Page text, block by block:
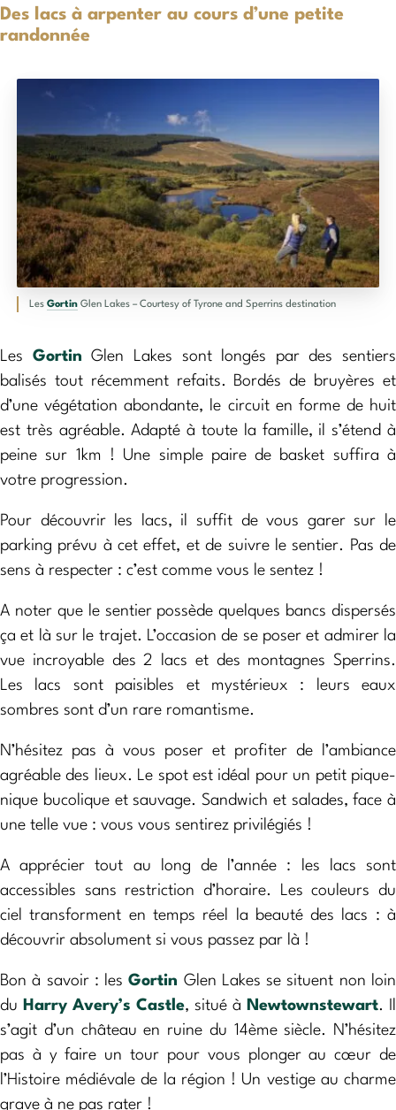
Des lacs à arpenter au cours d’une petite
randonnée
Les Gortin Glen Lakes – Courtesy of Tyrone and Sperrins destination
Les Gortin Glen Lakes sont longés par des sentiers
balisés tout récemment refaits. Bordés de bruyères et
d’une végétation abondante, le circuit en forme de huit
est très agréable. Adapté à toute la famille, il s’étend à
peine sur 1km ! Une simple paire de basket suffira à
votre progression.
Pour découvrir les lacs, il suffit de vous garer sur le
parking prévu à cet effet, et de suivre le sentier. Pas de
sens à respecter : c’est comme vous le sentez !
A noter que le sentier possède quelques bancs dispersés
ça et là sur le trajet. L’occasion de se poser et admirer la
vue incroyable des 2 lacs et des montagnes Sperrins.
Les lacs sont paisibles et mystérieux : leurs eaux
sombres sont d’un rare romantisme.
N’hésitez pas à vous poser et profiter de l’ambiance
agréable des lieux. Le spot est idéal pour un petit pique-
nique bucolique et sauvage. Sandwich et salades, face à
une telle vue : vous vous sentirez privilégiés !
A apprécier tout au long de l’année : les lacs sont
accessibles sans restriction d’horaire. Les couleurs du
ciel transforment en temps réel la beauté des lacs : à
découvrir absolument si vous passez par là !
Bon à savoir : lesGortin Glen Lakes se situent non loin
du Harry Avery’s Castle, situé à Newtownstewart. Il
s’agit d’un château en ruine du 14ème siècle. N’hésitez
pas à y faire un tour pour vous plonger au cœur de
l’Histoire médiévale de la région ! Un vestige au charme
grave à ne pas rater !